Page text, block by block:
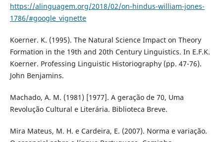
https://alinguagem.org/2018/02/on-hindus-william-jones-
1786/#google_vignette
Koerner. K. (1995). The Natural Science Impact on Theory
Formation in the 19th and 20th Century Linguistics. In E.F.K.
Koerner. Professing Linguistic Historiography (pp. 47-76).
John Benjamins.
Machado, A. M. (1981) [1977]. A geração de 70, Uma
Revolução Cultural e Literária. Biblioteca Breve.
Mira Mateus, M. H. e Cardeira, E. (2007). Norma e variação.